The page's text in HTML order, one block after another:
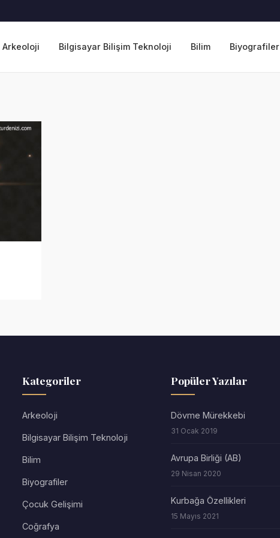
Arkeoloji Bilgisayar Bilişim Teknoloji Bilim Biyografiler
Kategoriler
Arkeoloji
Bilgisayar Bilişim Teknoloji
Bilim
Biyografiler
Çocuk Gelişimi
Coğrafya
Popüler Yazılar
Dövme Mürekkebi
31 Ocak 2019
Avrupa Birliği (AB)
29 Nisan 2020
Kurbağa Özellikleri
15 Mayıs 2021